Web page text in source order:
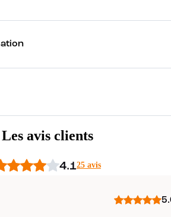
Les avis clients
4.125 avis